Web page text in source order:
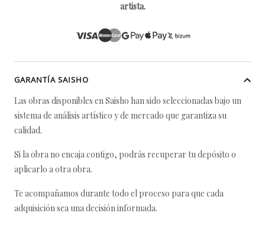
artista.
GARANTÍA SAISHO
Las obras disponibles en Saisho han sido seleccionadas bajo un
sistema de análisis artístico y de mercado que garantiza su
calidad.
Si la obra no encaja contigo, podrás recuperar tu depósito o
aplicarlo a otra obra.
Te acompañamos durante todo el proceso para que cada
adquisición sea una decisión informada.